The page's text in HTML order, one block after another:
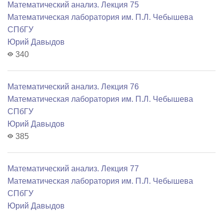
Математический анализ. Лекция 75
Математичеcкая лаборатория им. П.Л. Чебышева
СПбГУ
Юрий Давыдов
340
Математический анализ. Лекция 76
Математичеcкая лаборатория им. П.Л. Чебышева
СПбГУ
Юрий Давыдов
385
Математический анализ. Лекция 77
Математичеcкая лаборатория им. П.Л. Чебышева
СПбГУ
Юрий Давыдов